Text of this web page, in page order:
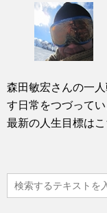
森田敏宏さんの一
す日常をつづってい
最新の人生目標は